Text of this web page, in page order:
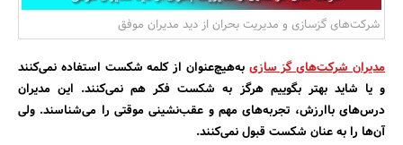
شرکت‌های گزسازی و مدیریت بحران از دید مدیران موفق
مدیران شرکت‌های گز سازی به‌هیچ‌عنوان از کلمه شکست استفاده نمی‌کنند
و یا شاید بهتر بگوییم هرگز به شکست فکر هم نمی‌کنند. این مدیران
درس‌های باارزش، تجربه‌های مهم و عقب‌نشینی موقتی را می‌شناسند. ولی
آن‌ها را به عنان شکست قبول نمی‌کنند.